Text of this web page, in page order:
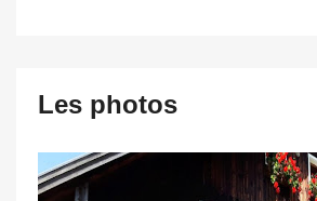
Les photos